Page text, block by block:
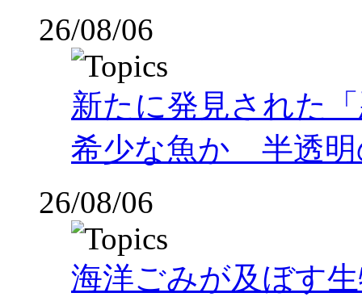
26/08/06
新たに発見された
希少な魚か 半透明
26/08/06
海洋ごみが及ぼす